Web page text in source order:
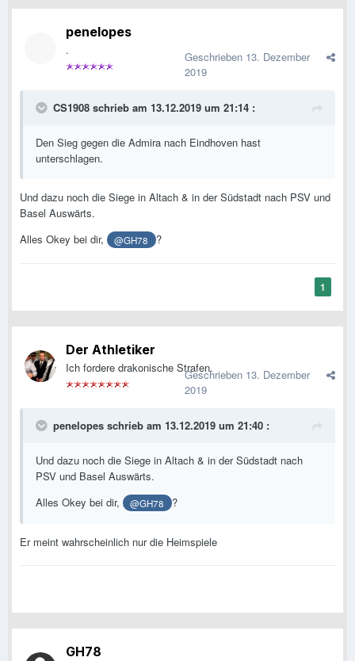
penelopes
. Geschrieben 13. Dezember
2019
CS1908 schrieb am 13.12.2019 um 21:14 :
Den Sieg gegen die Admira nach Eindhoven hast
unterschlagen.
Und dazu noch die Siege in Altach & in der Südstadt nach PSV und
Basel Auswärts.
Alles Okey bei dir,
@GH78 ?
1
Der Athletiker
Ich fordere drakonische Strafen.Geschrieben 13. Dezember
2019
penelopes schrieb am 13.12.2019 um 21:40 :
Und dazu noch die Siege in Altach & in der Südstadt nach
PSV und Basel Auswärts.
Alles Okey bei dir,
@GH78 ?
Er meint wahrscheinlich nur die Heimspiele
GH78